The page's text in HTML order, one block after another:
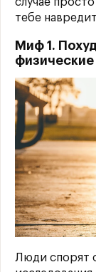
тебе
Миф 1.
Люди спорят